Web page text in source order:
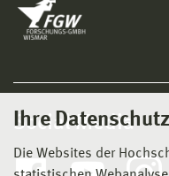
Ihre
Die Websites der
Social Media